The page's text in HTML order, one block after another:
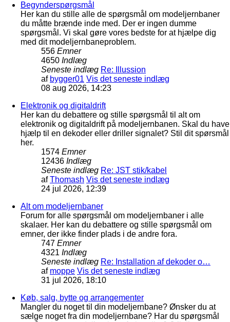
Begynderspørgsmål
Her kan du stille alle de spørgsmål om modeljernbaner
du måtte brænde inde med. Der er ingen dumme
spørgsmål. Vi skal gøre vores bedste for at hjælpe dig
med dit modeljernbaneproblem.
556 Emner
4650 Indlæg
Seneste indlæg Re: Illussion
af bygger01 Vis det seneste indlæg
08 aug 2026, 14:23
Elektronik og digitaldrift
Her kan du debattere og stille spørgsmål til alt om
elektronik og digitaldrift på modeljernbanen. Skal du have
hjælp til en dekoder eller driller signalet? Stil dit spørsmål
her.
1574 Emner
12436 Indlæg
Seneste indlæg Re: JST stik/kabel
afThomash Vis det seneste indlæg
24 jul 2026, 12:39
Alt om modeljernbaner
Forum for alle spørgsmål om modeljernbaner i alle
skalaer. Her kan du debattere og stille spørgsmål om
emner, der ikke finder plads i de andre fora.
747 Emner
4321 Indlæg
Seneste indlæg Re: Installation af dekoder o…
af moppe Vis det seneste indlæg
31 jul 2026, 18:10
Køb, salg, bytte og arrangementer
Mangler du noget til din modeljernbane? Ønsker du at
sælge noget fra din modeljernbane? Har du spørgsmål